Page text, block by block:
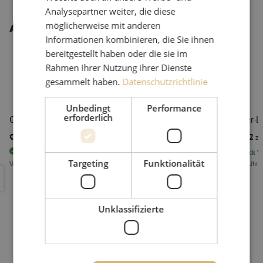
Andere interessante Produkte
Glasfaser-Laserstift, kompakt, 10mW, 5km
€ 96,72
€ 117,03
Vorrätig
Vor 15:00 Uhr bestellt, am nächsten Arbeitstag als erstes geliefert
Glasfaser-Laserstift, kompakt, 10mW, 5km
€ 129,32
Stück
Vor 15:00
Analysepartner weiter, die diese
möglicherweise mit anderen
Informationen kombinieren, die Sie ihnen
bereitgestellt haben oder die sie im
Rahmen Ihrer Nutzung ihrer Dienste
gesammelt haben. Datenschutzrichtlinie
Unbedingt
erforderlich
Performance
Targeting Funktionalität
Unklassifizierte